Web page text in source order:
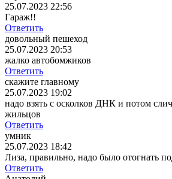
25.07.2023 22:56
Гараж!!
Ответить
довольный пешеход
25.07.2023 20:53
жалко автобомжиков
Ответить
скажите главному
25.07.2023 19:02
надо взять с осколков ДНК и потом
жильцов
Ответить
умник
25.07.2023 18:42
Лиза, правильно, надо было отогнать
Ответить